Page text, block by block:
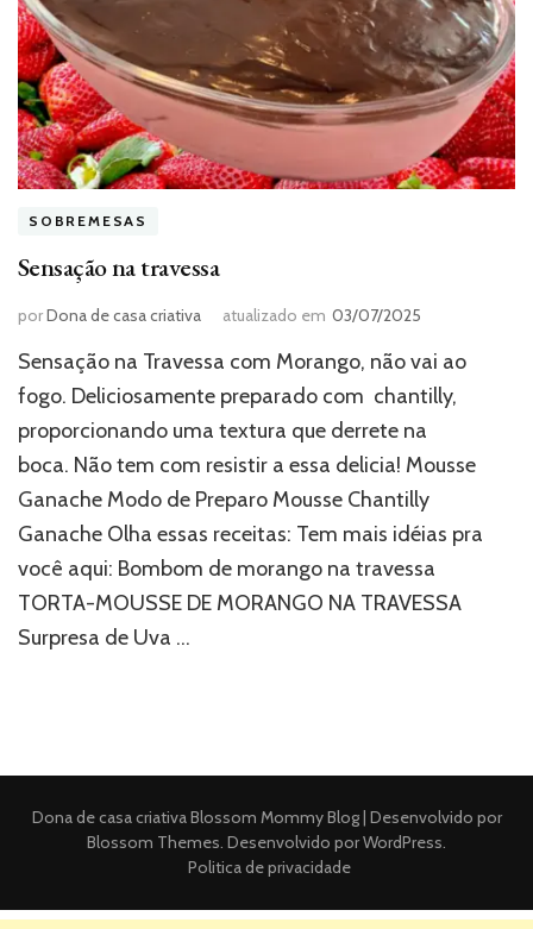
SOBREMESAS
Sensação na travessa
porDona de casa criativa atualizado em 03/07/2025
Sensação na Travessa com Morango, não vai ao
fogo. Deliciosamente preparado com chantilly,
proporcionando uma textura que derrete na
boca. Não tem com resistir a essa delicia! Mousse
Ganache Modo de Preparo Mousse Chantilly
Ganache Olha essas receitas: Tem mais idéias pra
você aqui: Bombom de morango na travessa
TORTA-MOUSSE DE MORANGO NA TRAVESSA
Surpresa de Uva …
Dona de casa criativaBlossom Mommy Blog | Desenvolvido por
Blossom Themes. Desenvolvido porWordPress.
Politica de privacidade